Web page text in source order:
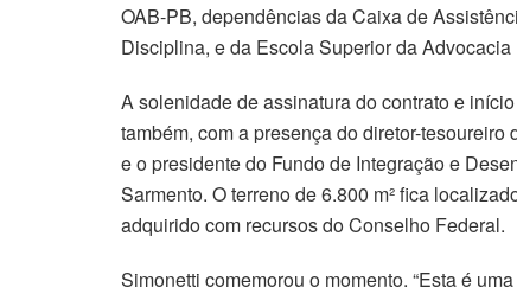
OAB-PB, dependências da Caixa de
Disciplina, e da Escola Superior da
A solenidade de assinatura do contrato e
também, com a presença do diretor-
e o presidente do Fundo de Integração e
Sarmento. O terreno de 6.800 m² fica
adquirido com recursos do Conselho Federal.
Simonetti comemorou o momento. “Esta é